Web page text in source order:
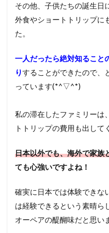
その他、子供たちの誕生日
外食やショートトリップに
た。
一人だったら絶対知ること
りすることができたので、
っています(*^▽^*)
私の滞在したファミリーは
トトリップの費用も出して
日本以外でも、海外で家族
ても心強いですよね！
確実に日本では体験できな
は経験できるという素晴ら
オーペアの醍醐味だと思い